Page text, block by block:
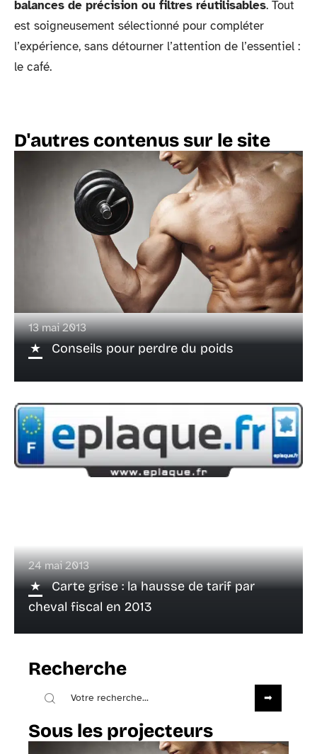
balances de précision ou filtres réutilisables. Tout
est soigneusement sélectionné pour compléter
l’expérience, sans détourner l’attention de l’essentiel :
le café.
D'autres contenus sur le site
13 mai 2013
Conseils pour perdre du poids
24 mai 2013
Carte grise : la hausse de tarif par
cheval fiscal en 2013
Recherche
Sous les projecteurs